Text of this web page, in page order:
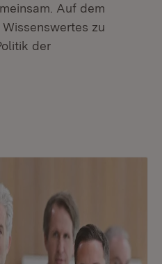
Auf dem
zu
der